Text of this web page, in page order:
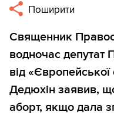
Поширити
Священник
водночас депутат
від
Дедюхін заявив,
аборт, якщо дала